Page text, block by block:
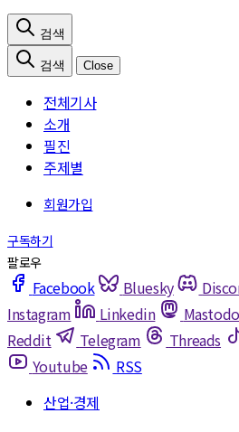
Close
전체기사
소개
필진
주제별
Facebook Bluesky
Instagram
Linkedin
Reddit
Telegram Threads
Youtube
RSS
산업·경제